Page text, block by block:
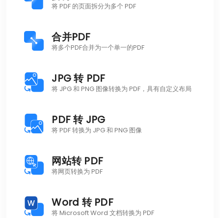
将 PDF 的页面拆分为多个 PDF
合并PDF
将多个PDF合并为一个单一的PDF
JPG 转 PDF
将 JPG 和 PNG 图像转换为 PDF，具有自定义布局
PDF 转 JPG
将 PDF 转换为 JPG 和 PNG 图像
网站转 PDF
将网页转换为 PDF
Word 转 PDF
将 Microsoft Word 文档转换为 PDF